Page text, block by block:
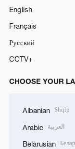
English
Français
Русский
CCTV+
CHOOSE YOUR
Albanian Shqip
Arabic العربية
Belarusian